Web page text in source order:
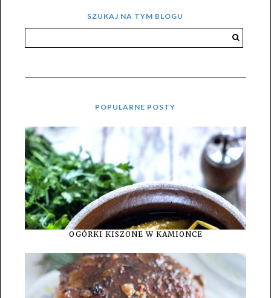
SZUKAJ NA TYM BLOGU
POPULARNE POSTY
OGÓRKI KISZONE W KAMIONCE